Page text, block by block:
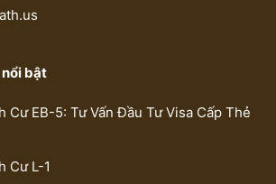
bật
Cư EB-5: Tư Vấn Đầu Tư Visa Cấp Thẻ
Cư L-1